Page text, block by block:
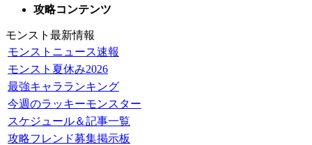
攻略コンテンツ
モンスト最新情報
モンストニュース速報
モンスト夏休み2026
最強キャラランキング
今週のラッキーモンスター
スケジュール＆記事一覧
攻略フレンド募集掲示板